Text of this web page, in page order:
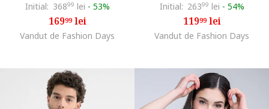
Initial: 36899 lei - 53%
16999lei
Vandut de Fashion Days
Initial: 26399 lei - 54%
11999lei
Vandut de Fashion Days